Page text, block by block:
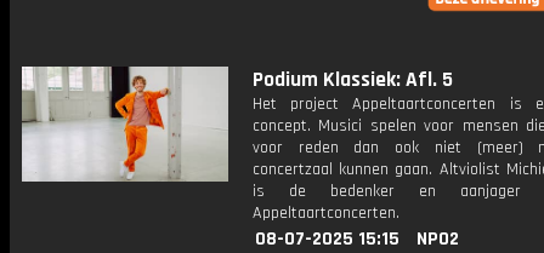
Podium Klassiek: Afl. 5
Het project Appeltaartconcerten is
concept. Musici spelen voor mensen
voor reden dan ook niet (meer)
concertzaal kunnen gaan. Altviolist
is de bedenker en aanjager
Appeltaartconcerten.
08-07-2025 15:15
NPO2